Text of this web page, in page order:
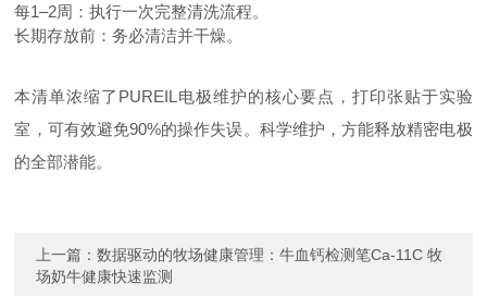
每1–2周：执行一次完整清洗流程。
长期存放前：务必清洁并干燥。
本清单浓缩了 PUREIL电极维护的核心要点，打印张贴于实验
室，可有效避免90%的操作失误。科学维护，方能释放精密电极
的全部潜能。
上一篇：数据驱动的牧场健康管理：牛血钙检测笔Ca-11C 牧
场奶牛健康快速监测